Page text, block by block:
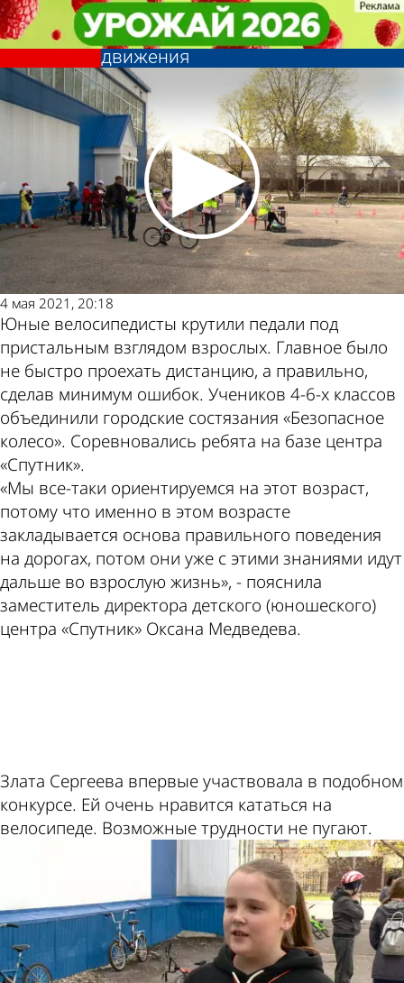
Пензенские школьники показали
знание правил дорожного
движения
Общество
4 мая 2021, 20:18
Юные велосипедисты крутили педали под
пристальным взглядом взрослых. Главное было
не быстро проехать дистанцию, а правильно,
сделав минимум ошибок. Учеников 4-6-х классов
объединили городские состязания «Безопасное
колесо». Соревновались ребята на базе центра
«Спутник».
«Мы все-таки ориентируемся на этот возраст,
потому что именно в этом возрасте
закладывается основа правильного поведения
на дорогах, потом они уже с этими знаниями идут
дальше во взрослую жизнь», - пояснила
заместитель директора детского (юношеского)
центра «Спутник» Оксана Медведева.
Злата Сергеева впервые участвовала в подобном
конкурсе. Ей очень нравится кататься на
велосипеде. Возможные трудности не пугают.
Пензенские школьники показали
знание правил дорожного
движения
Общество
Другие
новости по
теме
Погода и
курсы валют
в Пензе